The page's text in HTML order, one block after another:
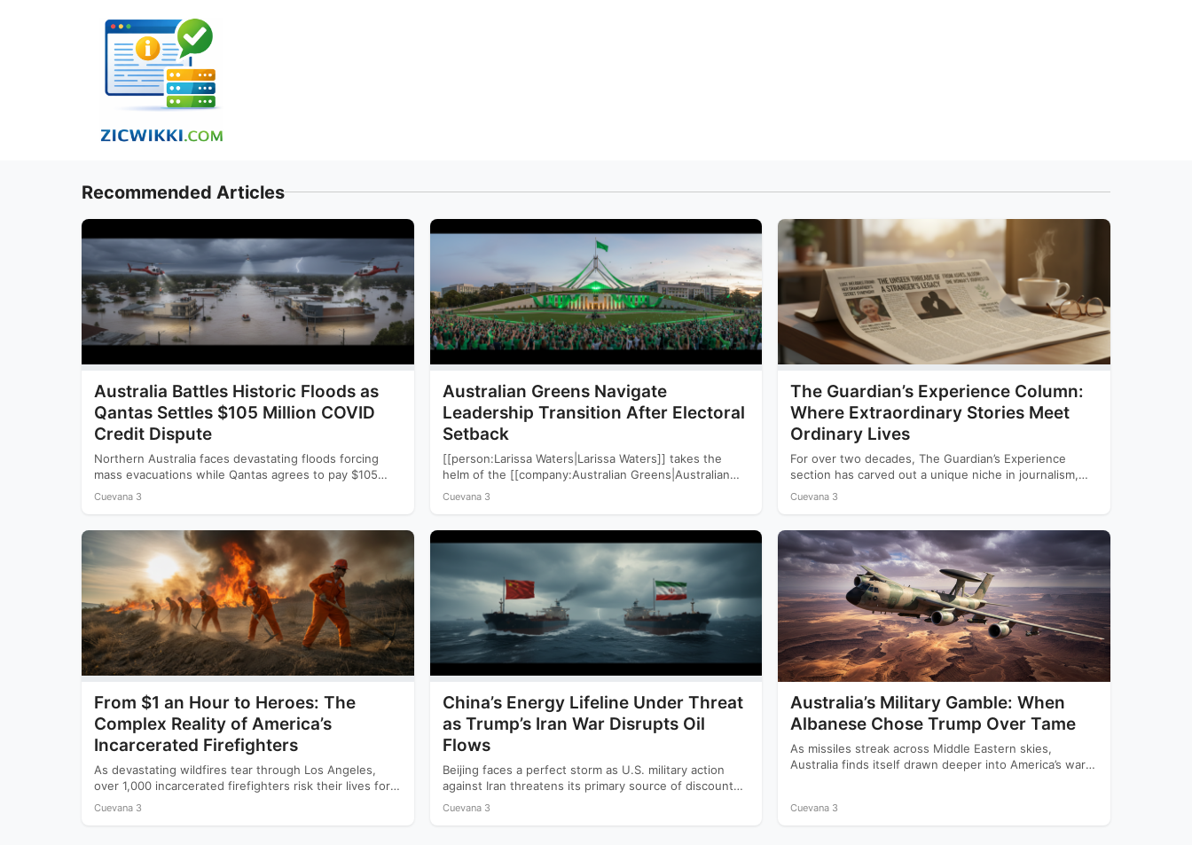
Recommended Articles
Australia Battles Historic Floods as
Qantas Settles $105 Million COVID
Credit Dispute
Northern Australia faces devastating floods forcing
mass evacuations while Qantas agrees to pay $105
million to settle a…
Cuevana 3
Australian Greens Navigate
Leadership Transition After Electoral
Setback
[[person:Larissa Waters|Larissa Waters]] takes the
helm of the [[company:Australian Greens|Australian
Greens]] following a devastating 2025 election that
Cuevana 3
The Guardian’s Experience Column:
Where Extraordinary Stories Meet
Ordinary Lives
For over two decades, The Guardian’s Experience
section has carved out a unique niche in journalism,
offering readers…
Cuevana 3
From $1 an Hour to Heroes: The
Complex Reality of America’s
Incarcerated Firefighters
As devastating wildfires tear through Los Angeles,
over 1,000 incarcerated firefighters risk their lives for
as little as…
Cuevana 3
China’s Energy Lifeline Under Threat
as Trump’s Iran War Disrupts Oil
Flows
Beijing faces a perfect storm as U.S. military action
against Iran threatens its primary source of discounted
crude…
Cuevana 3
Australia’s Military Gamble: When
Albanese Chose Trump Over Tame
As missiles streak across Middle Eastern skies,
Australia finds itself drawn deeper into America’s war
Cuevana 3